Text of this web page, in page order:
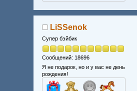
LiSSenok
Супер бэйбик
Сообщений: 18696
Я не подарок, но и у вас не день
рождения!